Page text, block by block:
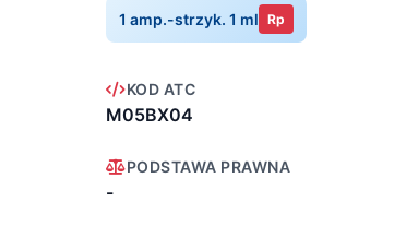
1 amp.-strzyk. 1 ml Rp
KOD ATC
M05BX04
PODSTAWA PRAWNA
-